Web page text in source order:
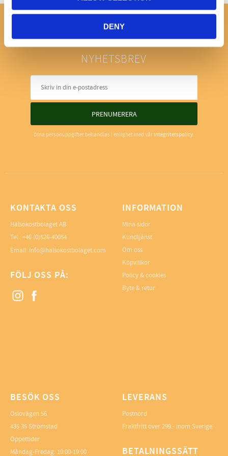
DENY
NYHETSBREV
PRENUMERERA
Dina personuppgifter behandlas i enlighet med vår integritetspolicy.
KONTAKTA OSS
Hälsokostbolaget AB
Tel.: +46 (0)526-40054
Email: info@halsokostbolaget.com
FÖLJ OSS PÅ:
INFORMATION
Mina sidor
Kundtjänst
Om oss
Köpvillkor
Policy & cookies
Byte & retur
BESÖK OSS
Oslovägen 56
435 35 Strömstad
Öppettider
Måndag-Fredag: 10:00-19:00
LEVERANS
Postnord
Fraktfritt över 299.- inom Sverige
BETALNINGSSÄTT